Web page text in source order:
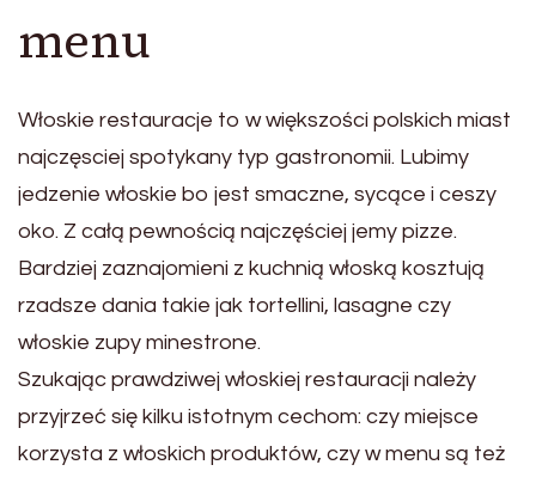
menu
Włoskie restauracje to w większości polskich miast
najczęsciej spotykany typ gastronomii. Lubimy
jedzenie włoskie bo jest smaczne, sycące i ceszy
oko. Z całą pewnością najczęściej jemy pizze.
Bardziej zaznajomieni z kuchnią włoską kosztują
rzadsze dania takie jak tortellini, lasagne czy
włoskie zupy minestrone.
Szukając prawdziwej włoskiej restauracji należy
przyjrzeć się kilku istotnym cechom: czy miejsce
korzysta z włoskich produktów, czy w menu są też